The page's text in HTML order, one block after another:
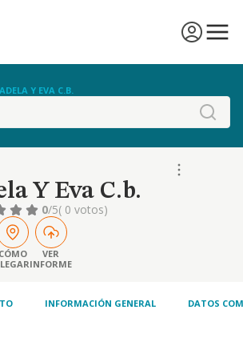
ADELA Y EVA C.B.
Y Eva C.b.
0/5( 0 votos)
CÓMO
VER
INFORME
INFORMACIÓN GENERAL DATOS